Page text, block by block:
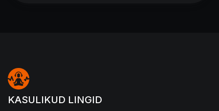
KASULIKUD LINGID